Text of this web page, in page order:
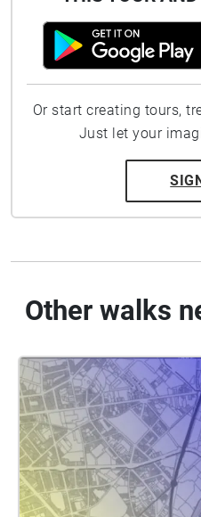
Or start creating tours,
Just let your
Other walks